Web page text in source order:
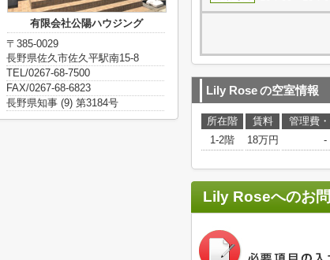
Lily Roseの空室情報
所在階 賃料 管理費
1-2階
18万円 -
Lily Roseへのお
有限会社公陽ハウジング
〒385-0029
長野県佐久市佐久平駅南15-8
TEL/0267-68-7500
FAX/0267-68-6823
長野県知事 (9) 第3184号